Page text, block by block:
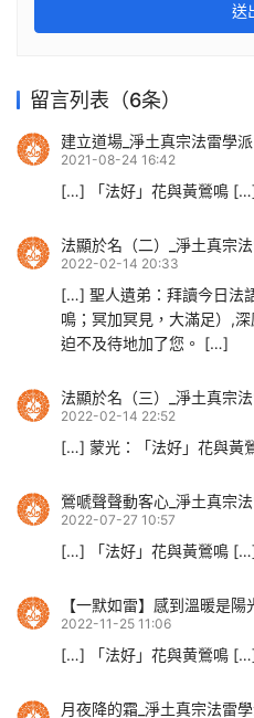
送
留言列表（6条）
建立道場_淨土真宗法雷學派
2021-08-24 16:42
[…] 「法好」花與黃鶯鳴
法顯於名（二）_淨土真宗
2022-02-14 20:33
[…] 聖人遺弟：拜讀今日法
鳴；冥加冥見，大滿足）,
迫不及待地加了您。 […]
法顯於名（三）_淨土真宗
2022-02-14 22:52
[…] 蒙光：「法好」花與黃
鶯嗁聲聲動客心_淨土真宗
2022-07-27 10:57
[…] 「法好」花與黃鶯鳴
【一默如雷】感到溫暖是
2022-11-25 11:06
[…] 「法好」花與黄鶯鳴
月夜降的霜_淨土真宗法雷